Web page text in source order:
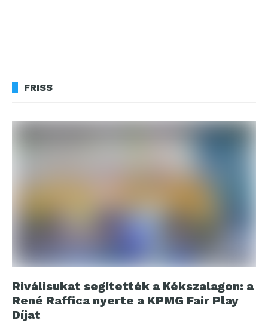
FRISS
Riválisukat segítették a Kékszalagon: a
René Raffica nyerte a KPMG Fair Play
Díjat